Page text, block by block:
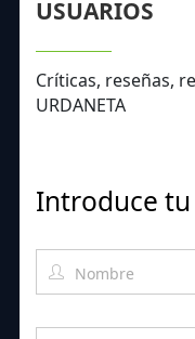
USUARIOS
Críticas, reseñas,
URDANETA
Introduce